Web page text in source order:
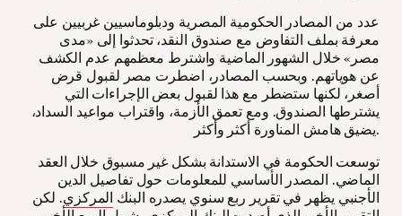
عدد من المصادر الحكومية المصرية ودبلوماسيين غربيين على
معرفة بملف التفاوض مع صندوق النقد، تحدثوا إلى «مدى
مصر» خلال الشهور الماضية واشترط معظمهم عدم الكشف
عن هوياتهم. وبحسب المصادر، اضطرت مصر لقبول قرض
أصغر، لكنها ستضطر مع هذا لقبول بعض الإجراءات التي
يشترطها الصندوق. ومع تعمق الأزمة، واقتراب مواعيد السداد،
يضيق هامش المناورة أكثر وأكثر.
توسعت الحكومة في الاستدانة بشكل غير مسبوق خلال العقد
الماضي. المصدر الأساسي للمعلومات حول تفاصيل الدين
الأجنبي يظهر في تقرير ربع سنوي يصدره البنك المركزي. لكن